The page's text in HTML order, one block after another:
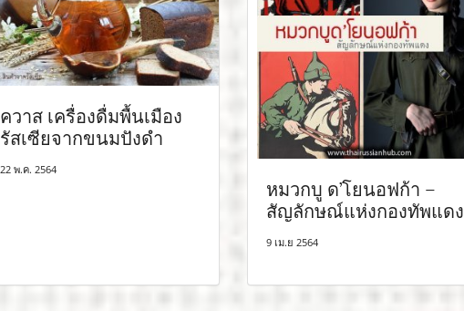
ควาส เครื่องดื่มพื้นเมือง
รัสเซียจากขนมปังดำ
22 พ.ค. 2564
หมวกบู ด’โยนอฟก้า –
สัญลักษณ์แห่งกองทัพแดง
9 เม.ย 2564